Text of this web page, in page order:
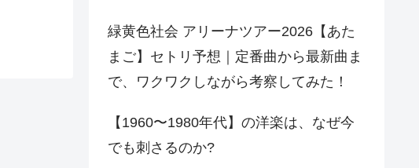
緑黄色社会 アリーナツアー2026【あた
まご】セトリ予想｜定番曲から最新曲ま
で、ワクワクしながら考察してみた！
【1960〜1980年代】の洋楽は、なぜ今
でも刺さるのか?